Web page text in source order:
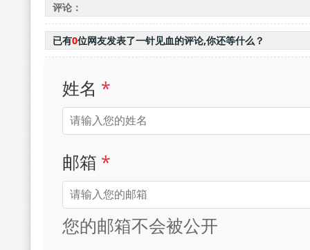
评论：
已有0位网友发表了一针见血的评论,你还等什么？
姓名 *
邮箱 *
您的邮箱不会被公开